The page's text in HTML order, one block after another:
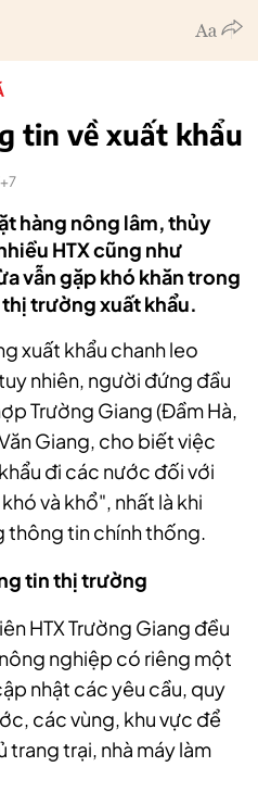
tin về xuất khẩu
hàng nông lâm, thủy
HTX cũng như
vẫn gặp khó khăn trong
trường xuất khẩu.
xuất khẩu chanh leo
nhiên, người đứng đầu
Trường Giang (Đầm Hà,
Giang, cho biết việc
đi các nước đối với
và khổ", nhất là khi
thông tin chính thống.
tin thị trường
HTX Trường Giang đều
nghiệp có riêng một
nhật các yêu cầu, quy
các vùng, khu vực để
trang trại, nhà máy làm